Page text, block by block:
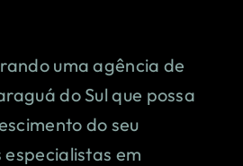
uma agência de
do Sul que possa
do seu
especialistas em